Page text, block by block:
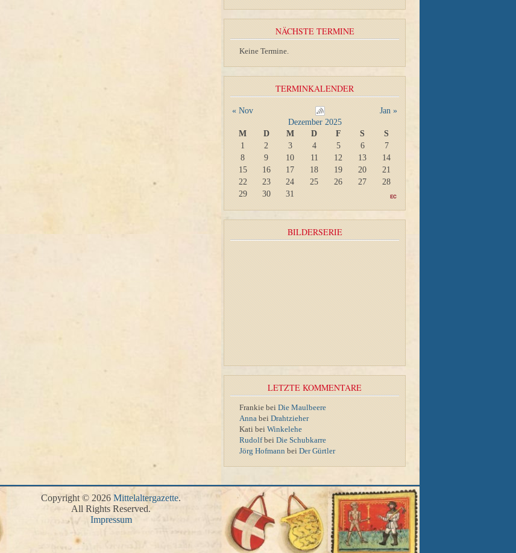
NÄCHSTE TERMINE
Keine Termine.
TERMINKALENDER
« Nov
Jan »
Dezember 2025
M
D M D F S
S
1
2 3 4 5 6
7
8
9 10 11 12 13
14
15
16 17 18 19 20
21
22
23 24 25 26 27
28
29
30 31
BILDERSERIE
LETZTE KOMMENTARE
Frankie bei Die Maulbeere
Anna bei Drahtzieher
Kati bei Winkelehe
Rudolfbei Die Schubkarre
Jörg Hofmann bei Der Gürtler
Copyright © 2026 Mittelaltergazette.
All Rights Reserved.
Impressum